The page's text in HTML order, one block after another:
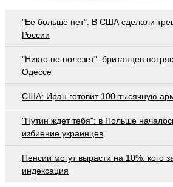
"Ее больше нет". В США сделали
России
"Никто не полезет": британцев
Одессе
США: Иран готовит 100-тысячную
"Путин ждет тебя": в Польше
избиение украинцев
Пенсии могут вырасти на 10%: кого
индексация